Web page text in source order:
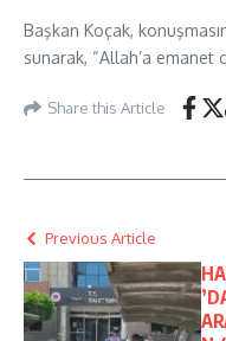
Başkan Koçak,
sunarak, “Allah’a emanet
Share this Article
Previous Article